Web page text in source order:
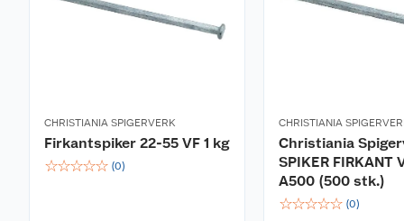
CHRISTIANIA SPIGERVERK
Firkantspiker 22-55 VF 1 kg
☆☆☆☆☆ (0)
CHRISTIANIA
Christiania
SPIKER FIRKANT
A500 (500 stk.)
☆☆☆☆☆ (0)